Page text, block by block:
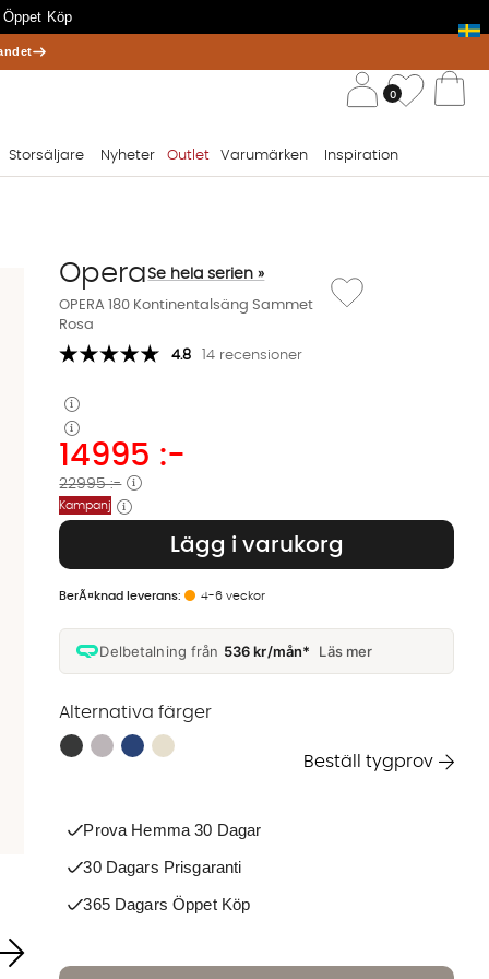
Köp
0
Storsäljare Nyheter Outlet Varumärken Inspiration
OPERA 180 Kontinentalsäng Sammet
Rosa
OperaSe hela serien » Lägg till i önskelista:
4.8 14 recensioner
14995 :-
22995 :-
Kampanj
Lägg i varukorg
Delbetalning från 536 kr/mån* Läs mer
4-6 veckor
Alternativa färger
Finns även i dessa färger:
Beställ tygprov
Prova Hemma 30 Dagar
30 Dagars Prisgaranti
365 Dagars Öppet Köp